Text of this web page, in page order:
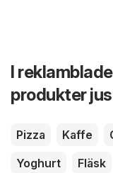
I
produkter
Pizza Kaffe
Yoghurt
Fläsk